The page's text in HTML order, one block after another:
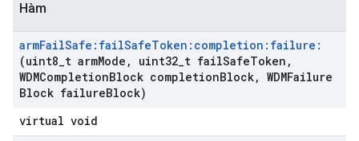
Hàm
armFailSafe:failSafeToken:completion:failure:
(uint8 t armMode , uint32 t failSafeToken ,
WDMCompletionBlock completionBlock, WDMFailure
Block failureBlock)
virtual void